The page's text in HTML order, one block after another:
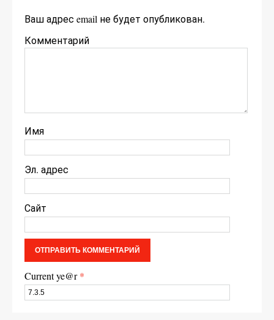
Ваш адрес email не будет опубликован.
Комментарий
Имя
Эл. адрес
Сайт
Current ye@r*